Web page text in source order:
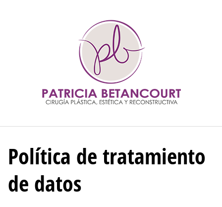
Política de tratamiento
de datos